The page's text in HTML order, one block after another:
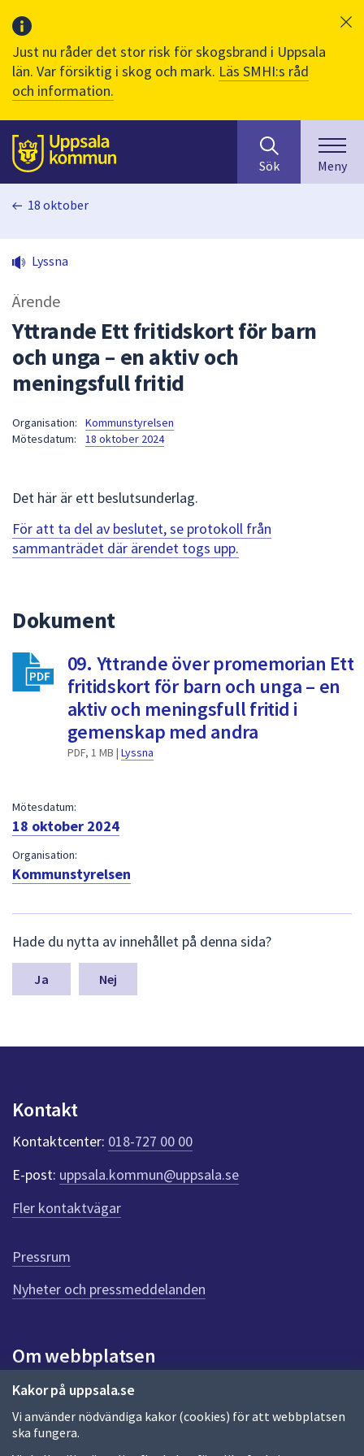
Just nu råder det stor risk för skogsbrand i Uppsala
län. Var försiktig i skog och mark. Läs SMHI:s råd
och information.
Till sidans
huvudinnehåll
efter
innehåll
på
sökfältet
kommer
sökförslag
att
navigera
mellan
välja
något
av
dem.
Sök Meny
Kakor på uppsala.se
Vi använder nödvändiga kakor (cookies) för att webbplatsen
ska fungera.
18 oktober
Lyssna
Ärende
Yttrande Ett fritidskort för barn
och unga – en aktiv och
meningsfull fritid
Organisation:
Kommunstyrelsen
Mötesdatum:
18 oktober 2024
Det här är ett beslutsunderlag.
För att ta del av beslutet, se protokoll från
sammanträdet där ärendet togs upp.
Dokument
09. Yttrande över promemorian Ett
fritidskort för barn och unga – en
aktiv och meningsfull fritid i
gemenskap med andra
PDF, 1 MB | Lyssna
Mötesdatum:
18 oktober 2024
Organisation:
Kommunstyrelsen
ä
m
a
n
k
t
e
r
f
ö
r
e
n
n
a
d
a
Hade du nytta av innehållet på denna sida?
Nej
Kontakt
Kontaktcenter: 018-727 00 00
E-post: uppsala.kommun@uppsala.se
Fler kontaktvägar
Pressrum
Nyheter och pressmeddelanden
Om webbplatsen
Om webbplatsen
Allmänna handlingar och diarium
Behandling av personuppgifter